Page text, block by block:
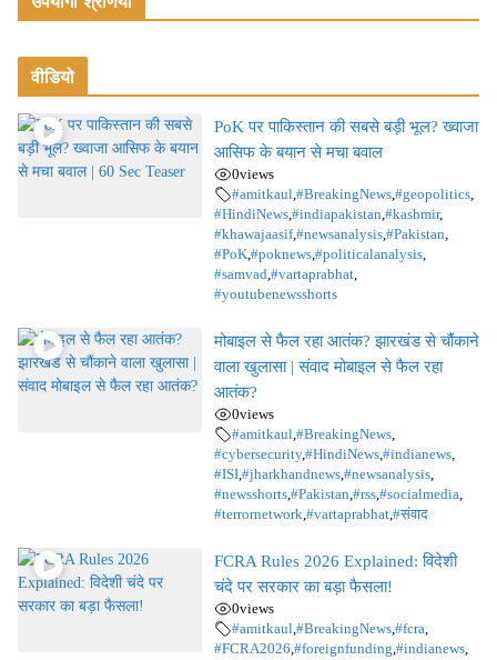
वीडियो
PoK पर पाकिस्तान की सबसे बड़ी भूल? ख्वाजा
आसिफ के बयान से मचा बवाल
0views
#amitkaul,#BreakingNews,#geopolitics,
#HindiNews,#indiapakistan,#kashmir,
#khawajaasif,#newsanalysis,#Pakistan,
#PoK,#poknews,#politicalanalysis,
#samvad,#vartaprabhat,
#youtubenewsshorts
मोबाइल से फैल रहा आतंक? झारखंड से चौंकाने
वाला खुलासा | संवाद मोबाइल से फैल रहा
आतंक?
0views
#amitkaul,#BreakingNews,
#cybersecurity,#HindiNews,#indianews,
#ISI,#jharkhandnews,#newsanalysis,
#newsshorts,#Pakistan,#rss,#socialmedia,
#terrornetwork,#vartaprabhat,#संवाद
FCRA Rules 2026 Explained: विदेशी
चंदे पर सरकार का बड़ा फैसला!
0views
#amitkaul,#BreakingNews,#fcra,
#FCRA2026,#foreignfunding,#indianews,